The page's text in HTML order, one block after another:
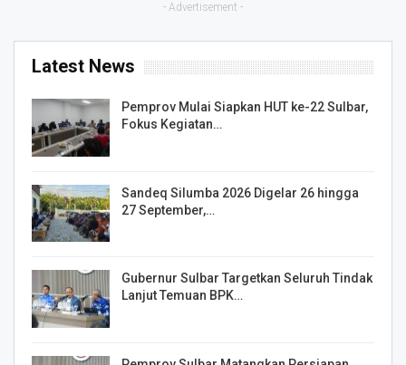
- Advertisement -
Latest News
Pemprov Mulai Siapkan HUT ke-22 Sulbar,
Fokus Kegiatan…
Sandeq Silumba 2026 Digelar 26 hingga
27 September,…
Gubernur Sulbar Targetkan Seluruh Tindak
Lanjut Temuan BPK…